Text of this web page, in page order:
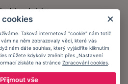
podmínky
memorandum
námi v kontaktu.
cookies
Taková internetová "cookie" nám totiž
na něm zobrazovaly věci, které vás
nám dáte souhlas, který vyjádříte kliknutím
můžete kdykoliv změnit přes „Nastavení
získáte na stránce Zpracování cookies
Přijmout vše